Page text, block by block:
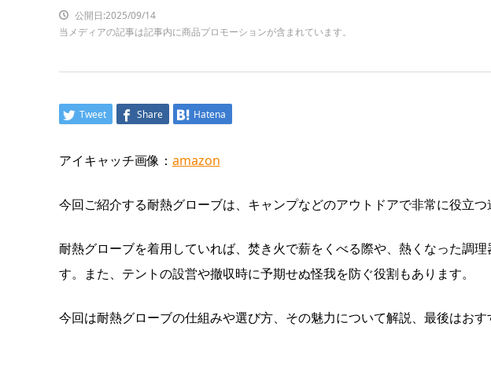
公開日:2025/09/14
当メディアの記事は記事内に商品プロモーションが含まれています。
Tweet Share Hatena
アイキャッチ画像： amazon
今回ご紹介する耐熱グローブは、キャンプなどのアウトドアで非常に役立つ
耐熱グローブを着用していれば、焚き火で薪をくべる際や、熱くなった調
す。また、テントの設営や撤収時に予期せぬ怪我を防ぐ役割もあります。
今回は耐熱グローブの仕組みや選び方、その魅力について解説、最後はおす